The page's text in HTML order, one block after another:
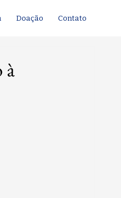
Doação Contato
à